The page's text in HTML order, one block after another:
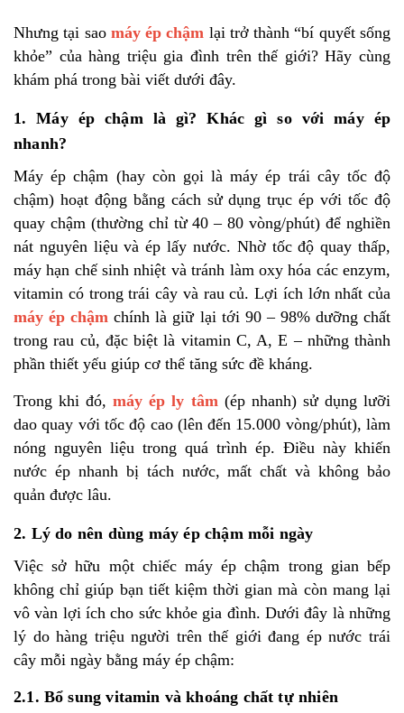
Nhưng tại sao máy ép chậm lại trở thành “bí quyết sống
khỏe” của hàng triệu gia đình trên thế giới? Hãy cùng
khám phá trong bài viết dưới đây.
1. Máy ép chậm là gì? Khác gì so với máy ép
nhanh?
Máy ép chậm (hay còn gọi là máy ép trái cây tốc độ
chậm) hoạt động bằng cách sử dụng trục ép với tốc độ
quay chậm (thường chỉ từ 40 – 80 vòng/phút) để nghiền
nát nguyên liệu và ép lấy nước. Nhờ tốc độ quay thấp,
máy hạn chế sinh nhiệt và tránh làm oxy hóa các enzym,
vitamin có trong trái cây và rau củ. Lợi ích lớn nhất của
máy ép chậm chính là giữ lại tới 90 – 98% dưỡng chất
trong rau củ, đặc biệt là vitamin C, A, E – những thành
phần thiết yếu giúp cơ thể tăng sức đề kháng.
Trong khi đó,máy ép ly tâm(ép nhanh) sử dụng lưỡi
dao quay với tốc độ cao (lên đến 15.000 vòng/phút), làm
nóng nguyên liệu trong quá trình ép. Điều này khiến
nước ép nhanh bị tách nước, mất chất và không bảo
quản được lâu.
2. Lý do nên dùng máy ép chậm mỗi ngày
Việc sở hữu một chiếc máy ép chậm trong gian bếp
không chỉ giúp bạn tiết kiệm thời gian mà còn mang lại
vô vàn lợi ích cho sức khỏe gia đình. Dưới đây là những
lý do hàng triệu người trên thế giới đang ép nước trái
cây mỗi ngày bằng máy ép chậm:
2.1. Bổ sung vitamin và khoáng chất tự nhiên